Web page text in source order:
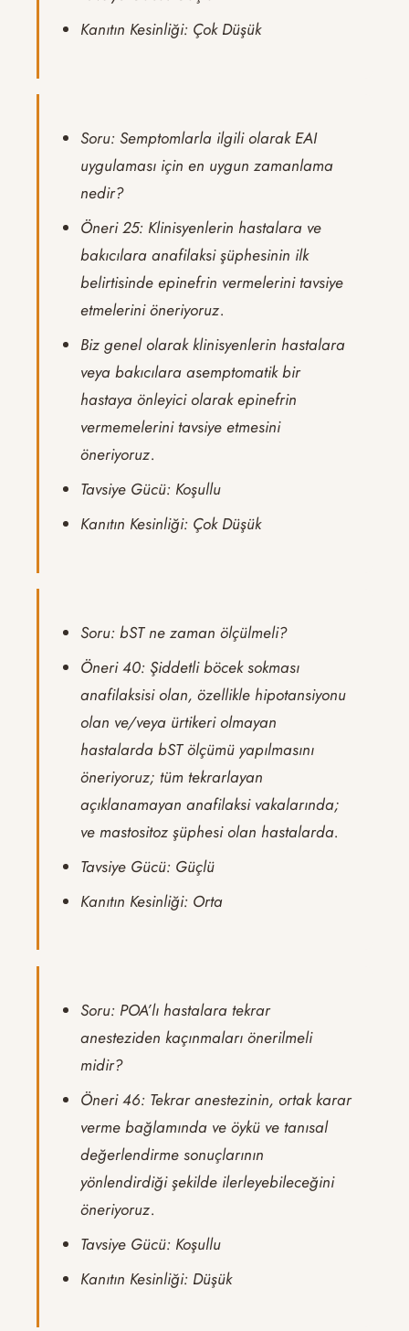
Kanıtın Kesinliği: Çok Düşük
Soru: Semptomlarla ilgili olarak EAI
uygulaması için en uygun zamanlama
nedir?
Öneri 25: Klinisyenlerin hastalara ve
bakıcılara anafilaksi şüphesinin ilk
belirtisinde epinefrin vermelerini tavsiye
etmelerini öneriyoruz.
Biz genel olarak klinisyenlerin hastalara
veya bakıcılara asemptomatik bir
hastaya önleyici olarak epinefrin
vermemelerini tavsiye etmesini
öneriyoruz.
Tavsiye Gücü: Koşullu
Kanıtın Kesinliği: Çok Düşük
Soru: bST ne zaman ölçülmeli?
Öneri 40: Şiddetli böcek sokması
anafilaksisi olan, özellikle hipotansiyonu
olan ve/veya ürtikeri olmayan
hastalarda bST ölçümü yapılmasını
öneriyoruz; tüm tekrarlayan
açıklanamayan anafilaksi vakalarında;
ve mastositoz şüphesi olan hastalarda.
Tavsiye Gücü: Güçlü
Kanıtın Kesinliği: Orta
Soru: POA’lı hastalara tekrar
anesteziden kaçınmaları önerilmeli
midir?
Öneri 46: Tekrar anestezinin, ortak karar
verme bağlamında ve öykü ve tanısal
değerlendirme sonuçlarının
yönlendirdiği şekilde ilerleyebileceğini
öneriyoruz.
Tavsiye Gücü: Koşullu
Kanıtın Kesinliği: Düşük